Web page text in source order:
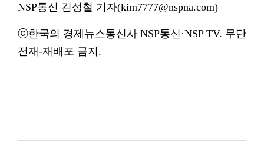
NSP통신 김성철 기자(kim7777@nspna.com)
ⓒ한국의 경제뉴스통신사 NSP통신·NSP TV. 무단
전재-재배포 금지.